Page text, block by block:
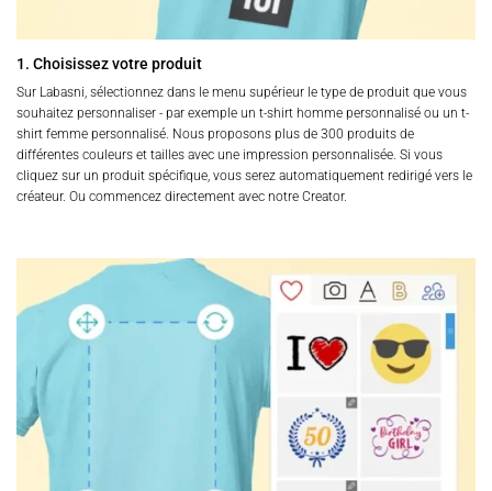
1. Choisissez votre produit
Sur Labasni, sélectionnez dans le menu supérieur le type de produit que vous
souhaitez personnaliser - par exemple un t-shirt homme personnalisé ou un t-
shirt femme personnalisé. Nous proposons plus de 300 produits de
différentes couleurs et tailles avec une impression personnalisée. Si vous
cliquez sur un produit spécifique, vous serez automatiquement redirigé vers le
créateur. Ou commencez directement avec notre Creator.